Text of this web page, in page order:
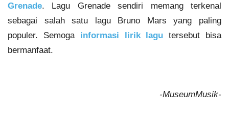
Grenade. Lagu Grenade sendiri memang terkenal
sebagai salah satu lagu Bruno Mars yang paling
populer. Semoga informasi lirik lagu tersebut bisa
bermanfaat.
-MuseumMusik-